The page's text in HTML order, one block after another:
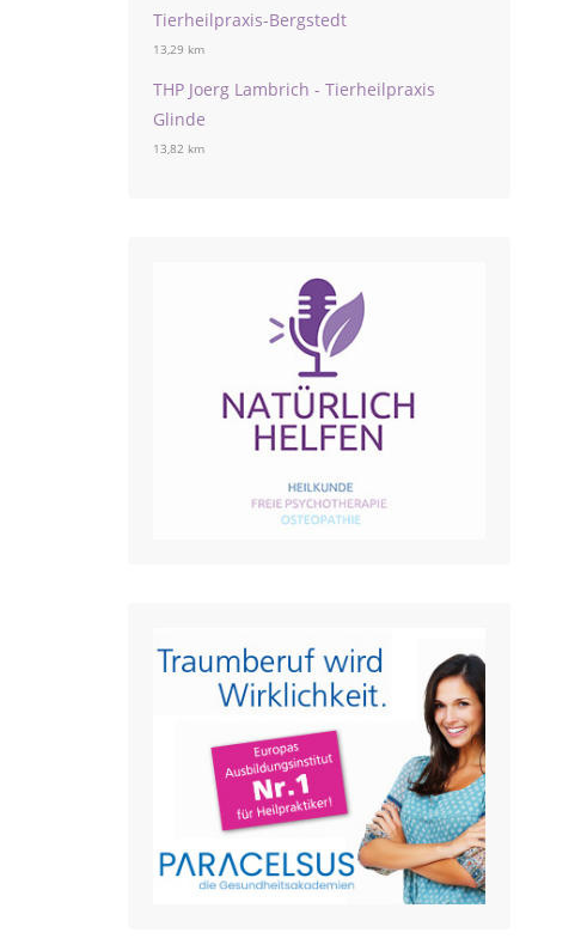
Tierheilpraxis-Bergstedt
13,29 km
THP Joerg Lambrich - Tierheilpraxis
Glinde
13,82 km